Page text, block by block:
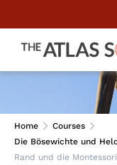
Home
Courses
Die Bösewichte und
Rand und die